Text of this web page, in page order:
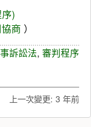
)
商 ）
訴訟法, 審判程序
上一次變更: 3 年前